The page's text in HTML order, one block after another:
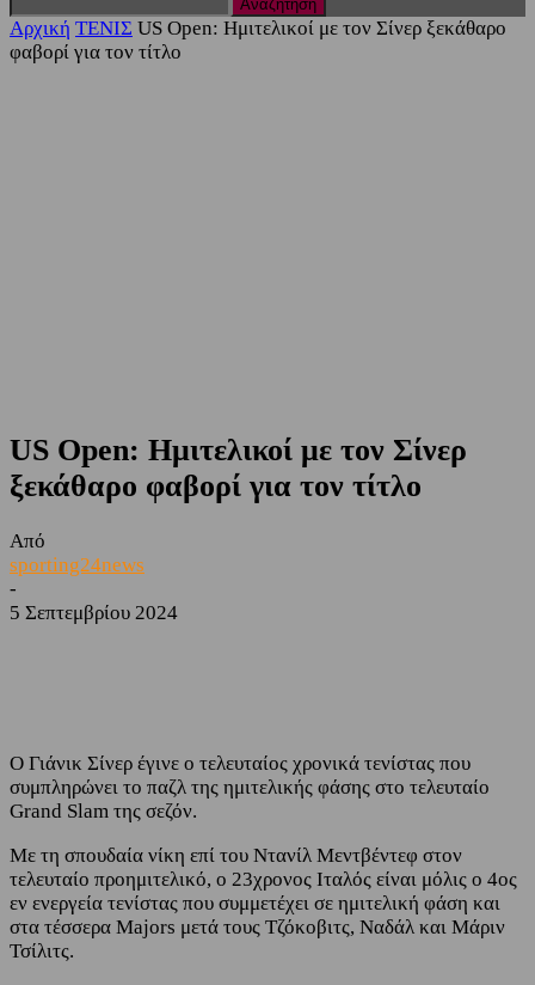
Αρχική ΤΕΝΙΣ US Open: Ημιτελικοί με τον Σίνερ ξεκάθαρο
φαβορί για τον τίτλο
US Open: Ημιτελικοί με τον Σίνερ
ξεκάθαρο φαβορί για τον τίτλο
Από
sporting24news
-
5 Σεπτεμβρίου 2024
Ο Γιάνικ Σίνερ έγινε ο τελευταίος χρονικά τενίστας που
συμπληρώνει το παζλ της ημιτελικής φάσης στο τελευταίο
Grand Slam της σεζόν.
Με τη σπουδαία νίκη επί του Ντανίλ Μεντβέντεφ στον
τελευταίο προημιτελικό, ο 23χρονος Ιταλός είναι μόλις ο 4ος
εν ενεργεία τενίστας που συμμετέχει σε ημιτελική φάση και
στα τέσσερα Majors μετά τους Τζόκοβιτς, Ναδάλ και Μάριν
Τσίλιτς.